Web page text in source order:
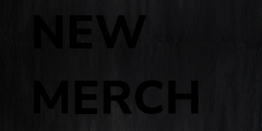
NEW
MERCH